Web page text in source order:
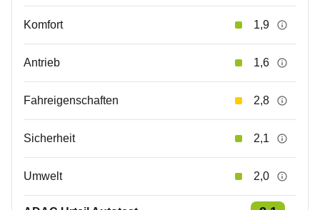
Komfort 1,9
Antrieb 1,6
Fahreigenschaften 2,8
Sicherheit 2,1
Umwelt 2,0